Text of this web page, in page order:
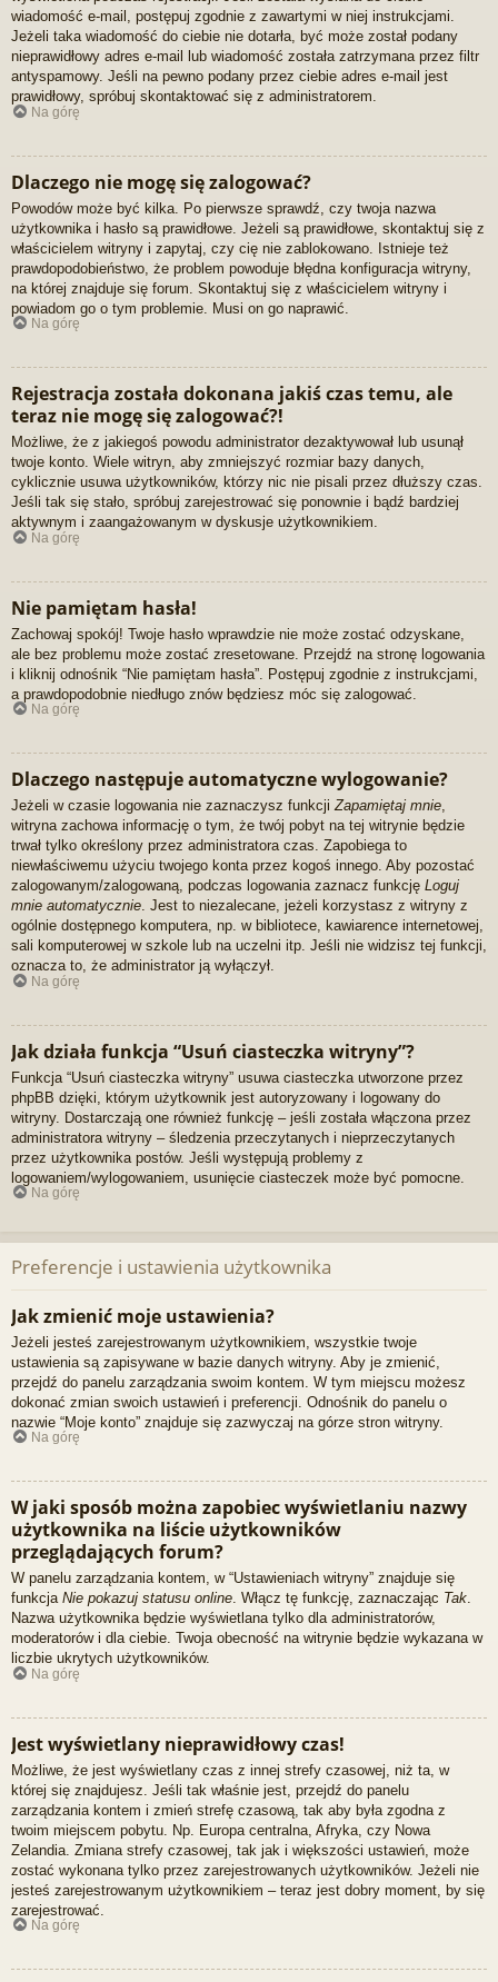
wiadomość e-mail, postępuj zgodnie z zawartymi w niej instrukcjami.
Jeżeli taka wiadomość do ciebie nie dotarła, być może został podany
nieprawidłowy adres e-mail lub wiadomość została zatrzymana przez filtr
antyspamowy. Jeśli na pewno podany przez ciebie adres e-mail jest
prawidłowy, spróbuj skontaktować się z administratorem.
Na górę
Dlaczego nie mogę się zalogować?
Powodów może być kilka. Po pierwsze sprawdź, czy twoja nazwa
użytkownika i hasło są prawidłowe. Jeżeli są prawidłowe, skontaktuj się z
właścicielem witryny i zapytaj, czy cię nie zablokowano. Istnieje też
prawdopodobieństwo, że problem powoduje błędna konfiguracja witryny,
na której znajduje się forum. Skontaktuj się z właścicielem witryny i
powiadom go o tym problemie. Musi on go naprawić.
Na górę
Rejestracja została dokonana jakiś czas temu, ale
teraz nie mogę się zalogować?!
Możliwe, że z jakiegoś powodu administrator dezaktywował lub usunął
twoje konto. Wiele witryn, aby zmniejszyć rozmiar bazy danych,
cyklicznie usuwa użytkowników, którzy nic nie pisali przez dłuższy czas.
Jeśli tak się stało, spróbuj zarejestrować się ponownie i bądź bardziej
aktywnym i zaangażowanym w dyskusje użytkownikiem.
Na górę
Nie pamiętam hasła!
Zachowaj spokój! Twoje hasło wprawdzie nie może zostać odzyskane,
ale bez problemu może zostać zresetowane. Przejdź na stronę logowania
i kliknij odnośnik “Nie pamiętam hasła”. Postępuj zgodnie z instrukcjami,
a prawdopodobnie niedługo znów będziesz móc się zalogować.
Na górę
Dlaczego następuje automatyczne wylogowanie?
Jeżeli w czasie logowania nie zaznaczysz funkcjiZapamiętaj mnie,
witryna zachowa informację o tym, że twój pobyt na tej witrynie będzie
trwał tylko określony przez administratora czas. Zapobiega to
niewłaściwemu użyciu twojego konta przez kogoś innego. Aby pozostać
zalogowanym/zalogowaną, podczas logowania zaznacz funkcję Loguj
mnie automatycznie. Jest to niezalecane, jeżeli korzystasz z witryny z
ogólnie dostępnego komputera, np. w bibliotece, kawiarence internetowej,
sali komputerowej w szkole lub na uczelni itp. Jeśli nie widzisz tej funkcji,
oznacza to, że administrator ją wyłączył.
Na górę
Jak działa funkcja “Usuń ciasteczka witryny”?
Funkcja “Usuń ciasteczka witryny” usuwa ciasteczka utworzone przez
phpBB dzięki, którym użytkownik jest autoryzowany i logowany do
witryny. Dostarczają one również funkcję – jeśli została włączona przez
administratora witryny – śledzenia przeczytanych i nieprzeczytanych
przez użytkownika postów. Jeśli występują problemy z
logowaniem/wylogowaniem, usunięcie ciasteczek może być pomocne.
Na górę
Preferencje i ustawienia użytkownika
Jak zmienić moje ustawienia?
Jeżeli jesteś zarejestrowanym użytkownikiem, wszystkie twoje
ustawienia są zapisywane w bazie danych witryny. Aby je zmienić,
przejdź do panelu zarządzania swoim kontem. W tym miejscu możesz
dokonać zmian swoich ustawień i preferencji. Odnośnik do panelu o
nazwie “Moje konto” znajduje się zazwyczaj na górze stron witryny.
Na górę
W jaki sposób można zapobiec wyświetlaniu nazwy
użytkownika na liście użytkowników
przeglądających forum?
W panelu zarządzania kontem, w “Ustawieniach witryny” znajduje się
funkcja Nie pokazuj statusu online. Włącz tę funkcję, zaznaczając Tak.
Nazwa użytkownika będzie wyświetlana tylko dla administratorów,
moderatorów i dla ciebie. Twoja obecność na witrynie będzie wykazana w
liczbie ukrytych użytkowników.
Na górę
Jest wyświetlany nieprawidłowy czas!
Możliwe, że jest wyświetlany czas z innej strefy czasowej, niż ta, w
której się znajdujesz. Jeśli tak właśnie jest, przejdź do panelu
zarządzania kontem i zmień strefę czasową, tak aby była zgodna z
twoim miejscem pobytu. Np. Europa centralna, Afryka, czy Nowa
Zelandia. Zmiana strefy czasowej, tak jak i większości ustawień, może
zostać wykonana tylko przez zarejestrowanych użytkowników. Jeżeli nie
jesteś zarejestrowanym użytkownikiem – teraz jest dobry moment, by się
zarejestrować.
Na górę